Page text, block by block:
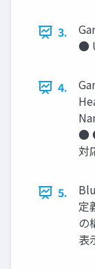
3.
●
4.
●
対
5.
定
の
表